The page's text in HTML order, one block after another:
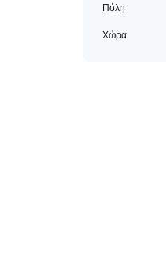
Πόλη
Χώρα